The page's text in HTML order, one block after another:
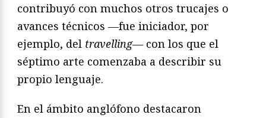
contribuyó con muchos otros trucajes o
avances técnicos —fue iniciador, por
ejemplo, del travelling— con los que el
séptimo arte comenzaba a describir su
propio lenguaje.
En el ámbito anglófono destacaron